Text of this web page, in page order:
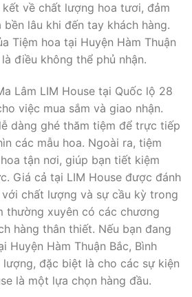
kết về chất lượng hoa tươi, đảm
lâu khi đến tay khách hàng.
Tiệm hoa tại Huyện Hàm Thuận
điều không thể phủ nhận.
Lâm LIM House tại Quốc lộ 28
việc mua sắm và giao nhận.
dàng ghé thăm tiệm để trực tiếp
các mẫu hoa. Ngoài ra, tiệm
tận nơi, giúp bạn tiết kiệm
Giá cả tại LIM House được đánh
chất lượng và sự cầu kỳ trong
thường xuyên có các chương
hàng thân thiết. Nếu bạn đang
Huyện Hàm Thuận Bắc, Bình
đặc biệt là cho các sự kiện
là một lựa chọn hàng đầu.